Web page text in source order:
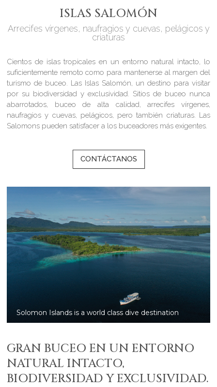
ISLAS SALOMÓN
Arrecifes vírgenes, naufragios y cuevas, pelágicos y
criaturas
Cientos de islas tropicales en un entorno natural intacto, lo
suficientemente remoto como para mantenerse al margen del
turismo de buceo. Las Islas Salomón, un destino para visitar
por su biodiversidad y exclusividad. Sitios de buceo nunca
abarrotados, buceo de alta calidad, arrecifes vírgenes,
naufragios y cuevas, pelágicos, pero también criaturas. Las
Salomons pueden satisfacer a los buceadores más exigentes.
CONTÁCTANOS
Solomon Islands: coral reef
GRAN BUCEO EN UN ENTORNO
NATURAL INTACTO,
BIODIVERSIDAD Y EXCLUSIVIDAD.